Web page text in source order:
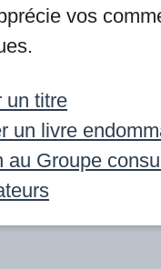
vos
un titre
un livre
au Groupe